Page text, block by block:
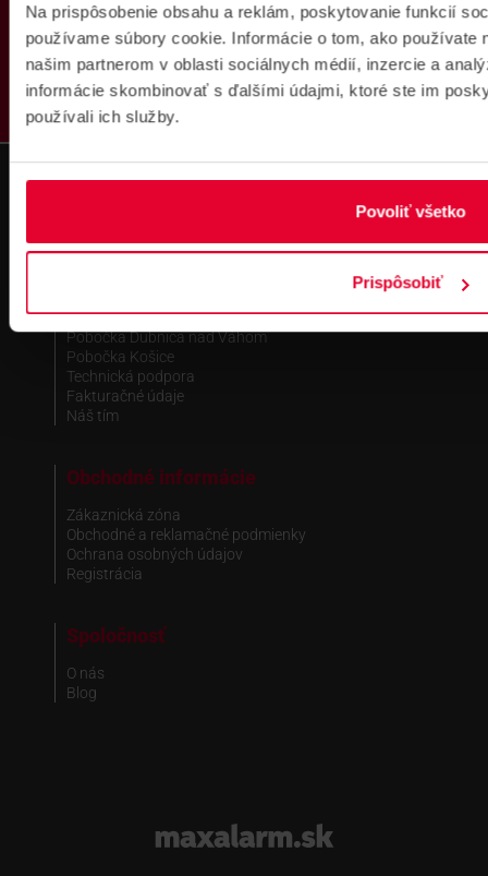
Na prispôsobenie obsahu a reklám, poskytovanie funkcií
používame súbory cookie. Informácie o tom, ako používate
našim partnerom v oblasti sociálnych médií, inzercie a
informácie skombinovať s ďalšími údajmi, ktoré ste im
používali ich služby.
Povoliť všetko
Prispôsobiť
PRODUKTY
Fakturačné údaje
IČ DPH: SK2021919658
IBAN : SK51 1100 0000 0029 4205 9929
Pobočka Bratislava
Pobočka Dubnica nad Váhom
Pobočka Košice
Technická podpora
Fakturačné údaje
Náš tím
Obchodné informácie
Zákaznická zóna
Obchodné a reklamačné podmienky
Ochrana osobných údajov
Registrácia
Spoločnosť
O nás
Blog
www.maxalarm.sk